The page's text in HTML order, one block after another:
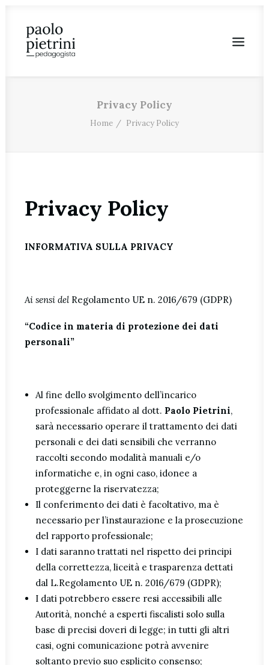
Privacy Policy
Home Privacy Policy
Privacy Policy
INFORMATIVA SULLA PRIVACY
Ai sensi del Regolamento UE n. 2016/679 (GDPR)
“Codice in materia di protezione dei dati
personali”
Al fine dello svolgimento dell’incarico
professionale affidato al dott. Paolo Pietrini,
sarà necessario operare il trattamento dei dati
personali e dei dati sensibili che verranno
raccolti secondo modalità manuali e/o
informatiche e, in ogni caso, idonee a
proteggerne la riservatezza;
Il conferimento dei dati è facoltativo, ma è
necessario per l’instaurazione e la prosecuzione
del rapporto professionale;
I dati saranno trattati nel rispetto dei principi
della correttezza, liceità e trasparenza dettati
dal L.Regolamento UE n. 2016/679 (GDPR);
I dati potrebbero essere resi accessibili alle
Autorità, nonché a esperti fiscalisti solo sulla
base di precisi doveri di legge; in tutti gli altri
casi, ogni comunicazione potrà avvenire
soltanto previo suo esplicito consenso;